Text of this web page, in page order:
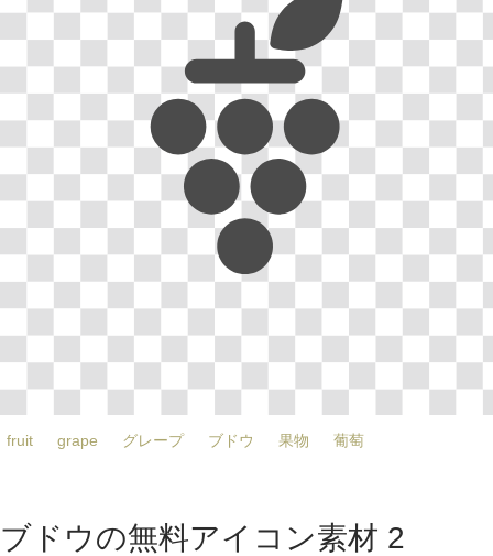
fruit grape グレープ ブドウ 果物 葡萄
ブドウの無料アイコン素材 2